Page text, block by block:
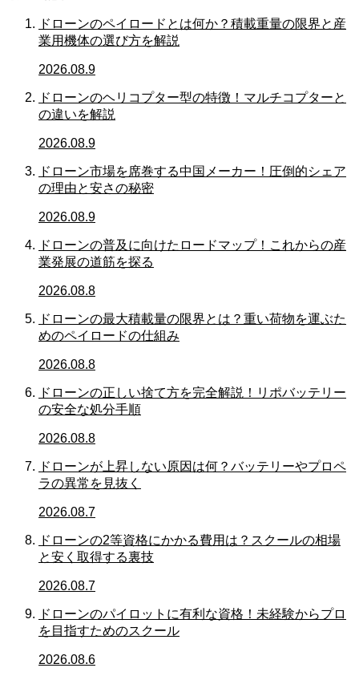
ドローンのペイロードとは何か？積載重量の限界と産
業用機体の選び方を解説
2026.08.9
ドローンのヘリコプター型の特徴！マルチコプターと
の違いを解説
2026.08.9
ドローン市場を席巻する中国メーカー！圧倒的シェア
の理由と安さの秘密
2026.08.9
ドローンの普及に向けたロードマップ！これからの産
業発展の道筋を探る
2026.08.8
ドローンの最大積載量の限界とは？重い荷物を運ぶた
めのペイロードの仕組み
2026.08.8
ドローンの正しい捨て方を完全解説！リポバッテリー
の安全な処分手順
2026.08.8
ドローンが上昇しない原因は何？バッテリーやプロペ
ラの異常を見抜く
2026.08.7
ドローンの2等資格にかかる費用は？スクールの相場
と安く取得する裏技
2026.08.7
ドローンのパイロットに有利な資格！未経験からプロ
を目指すためのスクール
2026.08.6